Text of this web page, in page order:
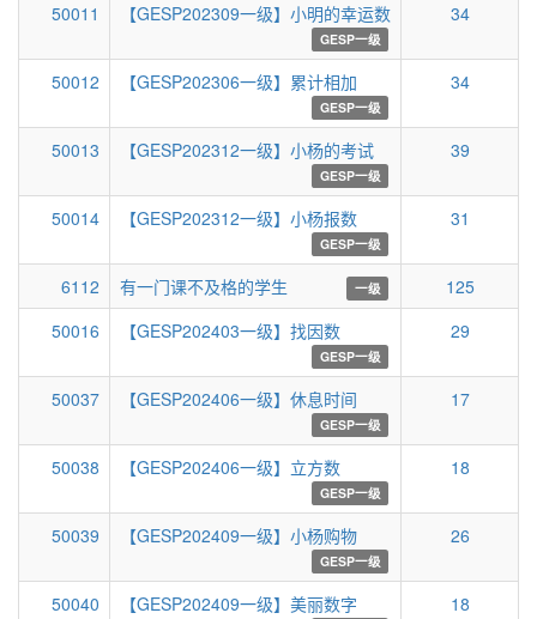
50011 【GESP202309一级】小明的幸运数
GESP一级
34
50012 【GESP202306一级】累计相加
GESP一级
34
50013 【GESP202312一级】小杨的考试
GESP一级
39
50014 【GESP202312一级】小杨报数
GESP一级
31
6112 有一门课不及格的学生 一级
125
50016
【GESP202403一级】找因数
GESP一级
29
50037 【GESP202406一级】休息时间
GESP一级
17
50038 【GESP202406一级】立方数
GESP一级
18
50039 【GESP202409一级】小杨购物
GESP一级
26
50040 【GESP202409一级】美丽数字 18